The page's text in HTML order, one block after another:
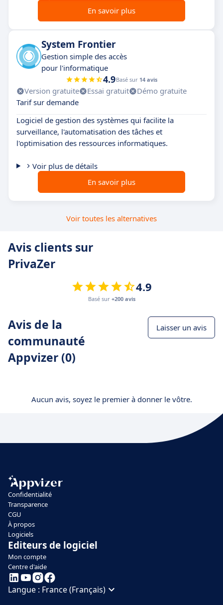
En savoir plus
System Frontier
Gestion simple des accès
pour l'informatique
4.9Basé sur 14 avis
Version gratuite Essai gratuit
Démo gratuite
Tarif sur demande
Logiciel de gestion des systèmes qui facilite la
surveillance, l'automatisation des tâches et
l'optimisation des ressources informatiques.
Voir plus de détails
En savoir plus
Voir toutes les alternatives
Avis clients sur
PrivaZer
4.9
Basé sur +200 avis
Avis de la
communauté
Appvizer (0)
Laisser un avis
Aucun avis, soyez le premier à donner le vôtre.
Confidentialité
Transparence
CGU
À propos
Logiciels
Editeurs de logiciel
Mon compte
Centre d'aide
Langue : France (Français)